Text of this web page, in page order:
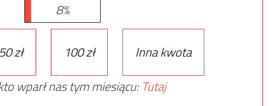
8%
zł 100 zł
Inna kwota
wparł nas tym miesiącu: Tutaj